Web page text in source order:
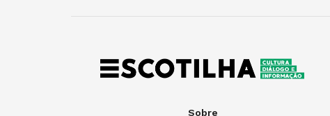
Sobre